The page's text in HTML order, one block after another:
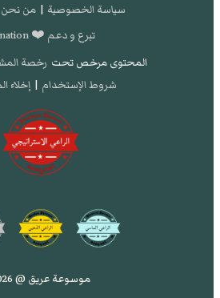
سياسة الخصوصية | من نحن
تبرع و دعم ❤️ donation
المحتوى مرخص تحت رخصة
شروط الإستخدام | إخلاء
موسوعة عريق @ 2026